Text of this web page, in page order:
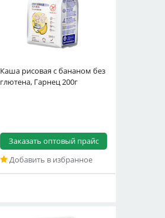
Каша рисовая с бананом без
глютена, Гарнец 200г
Заказать оптовый прайс
Добавить в избранное